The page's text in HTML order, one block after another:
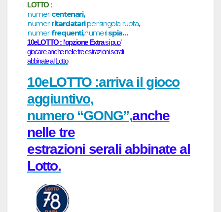
LOTTO :
numericentenari,
numeriritardatariper singola ruota,
numerifrequenti,numerispia…
10eLOTTO : l‘opzione Extrasi puo’
giocare anche nelle tre estrazioni serali
abbinate al Lotto
10eLOTTO :arriva il gioco
aggiuntivo,
numero “GONG”,anche
nelle tre
estrazioni serali abbinate al
Lotto.